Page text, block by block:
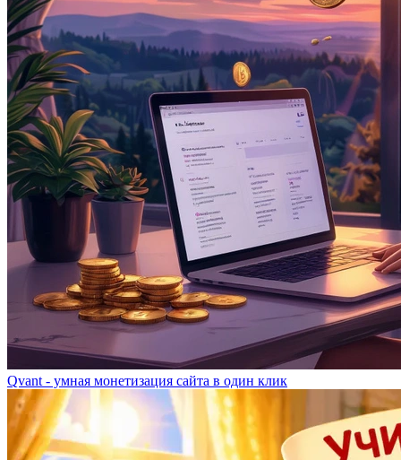
Qvant - умная монетизация сайта в один клик